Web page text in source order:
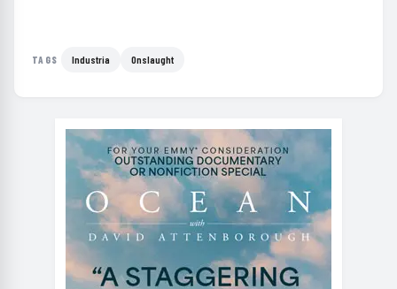
TAGS Industria Onslaught